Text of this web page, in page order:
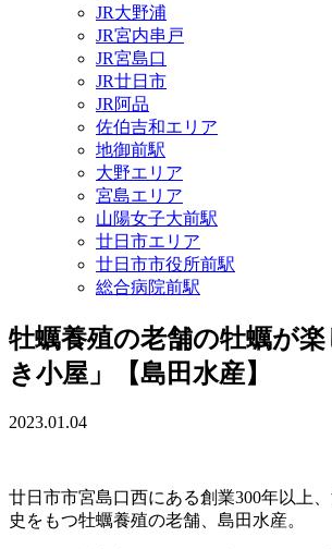
JR大野浦
JR宮内串戸
JR宮島口
JR廿日市
JR阿品
佐伯吉和エリア
地御前駅
大野エリア
宮島エリア
山陽女子大前駅
廿日市エリア
廿日市市役所前駅
総合病院前駅
牡蠣養殖の老舗の牡蠣が
き小屋」【島田水産】
2023.01.04
廿日市市宮島口西にある創業300年以上
史をもつ牡蠣養殖の老舗、島田水産。